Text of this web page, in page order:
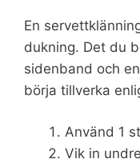
En
dukning. Det du
sidenband och
börja tillverka
Använd 1
Vik in